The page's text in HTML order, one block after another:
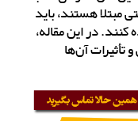
هستند، باید
کنند. در این مقاله،
آن‌ها